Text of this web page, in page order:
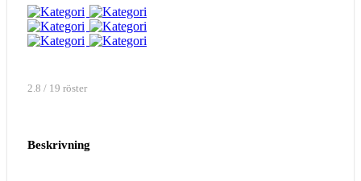
2.8 / 19 röster
Beskrivning